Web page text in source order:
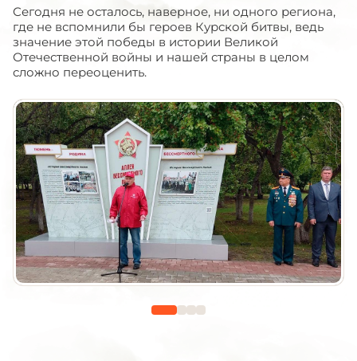
Сегодня не осталось, наверное, ни одного региона,
где не вспомнили бы героев Курской битвы, ведь
значение этой победы в истории Великой
Отечественной войны и нашей страны в целом
сложно переоценить.